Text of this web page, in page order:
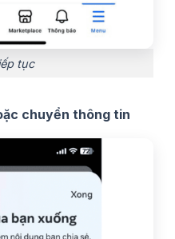
tục
chuyển thông tin